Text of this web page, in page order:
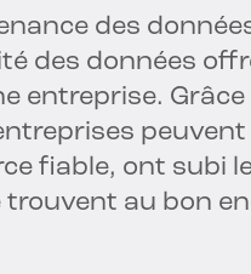
des
des données
entreprise.
fiable, ont subi
au bon